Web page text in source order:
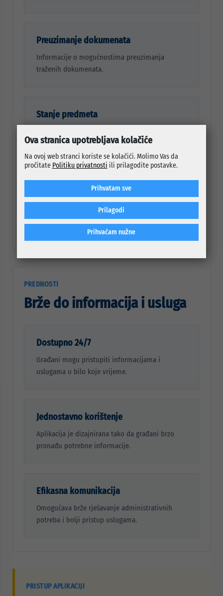
Preuzimanje dokumenata
Informacije o mogućnostima preuzimanja
traženih dokumenata.
Stanje predmeta
vodi u Općini Centar.
Općinske službe
Pristup osnovnim informacijama o općinskim
službama i njihovim nadležnostima.
PREDNOSTI
Brže do informacija i usluga
Dostupno 24/7
Građani mogu pristupiti informacijama i
uslugama u bilo koje vrijeme.
Jednostavno korištenje
Aplikacija je dizajnirana tako da građani brzo
pronađu potrebne informacije.
Efikasna komunikacija
Omogućava brže rješavanje administrativnih
potreba i bolji pristup uslugama.
PRISTUP APLIKACIJI
Ova stranica upotrebljava kolačiće
Na ovoj web stranci koriste se kolačići. Molimo Vas da
pročitate Politiku privatnosti ili prilagodite postavke.
Prihvaćam nužne
Prilagodi
Prihvatam sve